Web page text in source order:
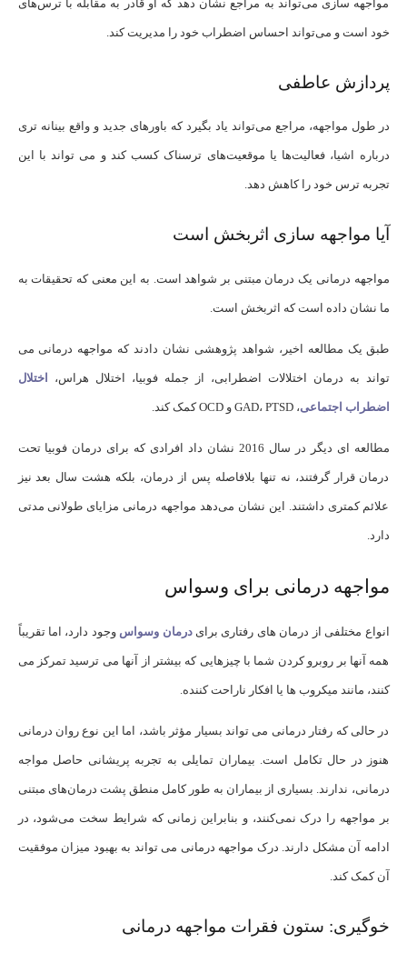
مواجهه سازی می‌تواند به مراجع نشان دهد که او قادر به مقابله با ترس‌های
خود است و می‌تواند احساس اضطراب خود را مدیریت کند.
پردازش عاطفی
در طول مواجهه، مراجع می‌تواند یاد بگیرد که باورهای جدید و واقع ‌بینانه ‌تری
درباره اشیا، فعالیت‌ها یا موقعیت‌های ترسناک کسب کند و می ‌تواند با این
تجربه ترس خود را کاهش دهد.
آیا مواجهه سازی اثربخش است
مواجهه درمانی یک درمان مبتنی بر شواهد است. به این معنی که تحقیقات به
ما نشان داده است که اثربخش است.
طبق یک مطالعه اخیر، شواهد پژوهشی نشان دادند که مواجهه درمانی می
تواند به درمان اختلالات اضطرابی، از جمله فوبیا، اختلال هراس، اختلال
اضطراب اجتماعی، GAD، PTSD و OCD کمک کند.
مطالعه‌ ای دیگر در سال 2016 نشان داد افرادی که برای درمان فوبیا تحت
درمان قرار گرفتند، نه تنها بلافاصله پس از درمان، بلکه هشت سال بعد نیز
علائم کمتری داشتند. این نشان می‌دهد مواجهه درمانی مزایای طولانی‌ مدتی
دارد.
مواجهه درمانی برای وسواس
انواع مختلفی از درمان های رفتاری برایدرمان وسواس وجود دارد، اما تقریباً
همه آنها بر روبرو کردن شما با چیزهایی که بیشتر از آنها می ترسید تمرکز می
کنند، مانند میکروب ها یا افکار ناراحت کننده.
در حالی که رفتار درمانی می تواند بسیار مؤثر باشد، اما این نوع روان درمانی
هنوز در حال تکامل است. بیماران تمایلی به تجربه پریشانی حاصل مواجه
درمانی، ندارند. بسیاری از بیماران به طور کامل منطق پشت درمان‌های مبتنی
بر مواجهه را درک نمی‌کنند، و بنابراین زمانی که شرایط سخت می‌شود، در
ادامه آن مشکل دارند. درک مواجهه درمانی می تواند به بهبود میزان موفقیت
آن کمک کند.
خوگیری: ستون فقرات مواجهه درمانی